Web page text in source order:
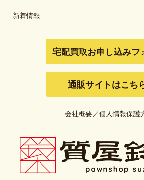
新着情報
宅配買取お申し込みフ
通販サイトはこち
会社概要／個人情報保護